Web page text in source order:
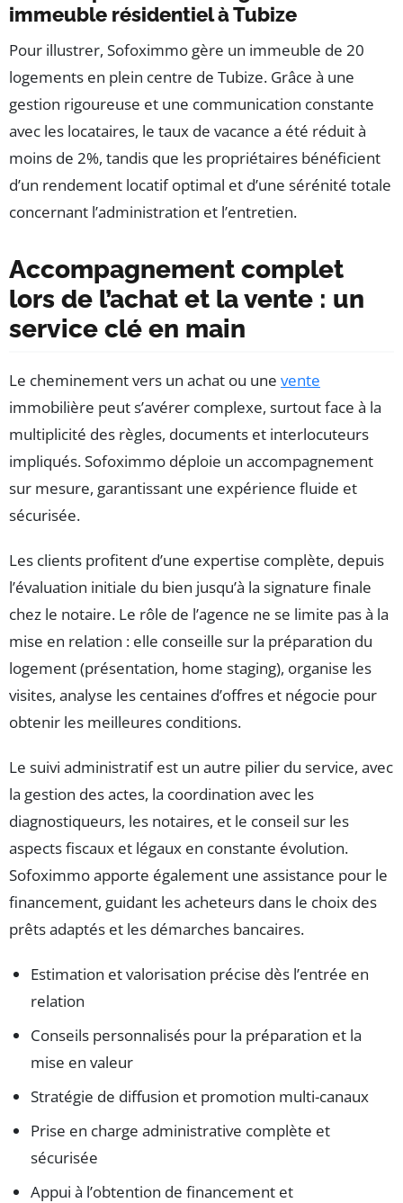
immeuble résidentiel à Tubize
Pour illustrer, Sofoximmo gère un immeuble de 20
logements en plein centre de Tubize. Grâce à une
gestion rigoureuse et une communication constante
avec les locataires, le taux de vacance a été réduit à
moins de 2%, tandis que les propriétaires bénéficient
d’un rendement locatif optimal et d’une sérénité totale
concernant l’administration et l’entretien.
Accompagnement complet
lors de l’achat et la vente : un
service clé en main
Le cheminement vers un achat ou une vente
immobilière peut s’avérer complexe, surtout face à la
multiplicité des règles, documents et interlocuteurs
impliqués. Sofoximmo déploie un accompagnement
sur mesure, garantissant une expérience fluide et
sécurisée.
Les clients profitent d’une expertise complète, depuis
l’évaluation initiale du bien jusqu’à la signature finale
chez le notaire. Le rôle de l’agence ne se limite pas à la
mise en relation : elle conseille sur la préparation du
logement (présentation, home staging), organise les
visites, analyse les centaines d’offres et négocie pour
obtenir les meilleures conditions.
Le suivi administratif est un autre pilier du service, avec
la gestion des actes, la coordination avec les
diagnostiqueurs, les notaires, et le conseil sur les
aspects fiscaux et légaux en constante évolution.
Sofoximmo apporte également une assistance pour le
financement, guidant les acheteurs dans le choix des
prêts adaptés et les démarches bancaires.
Estimation et valorisation précise dès l’entrée en
relation
Conseils personnalisés pour la préparation et la
mise en valeur
Stratégie de diffusion et promotion multi-canaux
Prise en charge administrative complète et
sécurisée
Appui à l’obtention de financement et